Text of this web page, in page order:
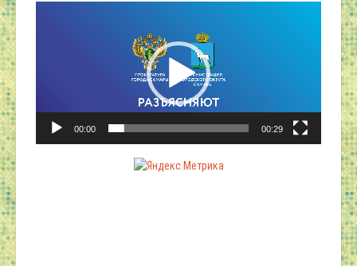
00:00 00:29